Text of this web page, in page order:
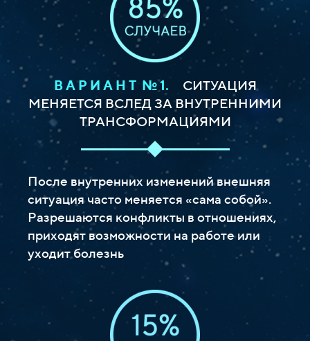
В А Р И А Н Т № 1.
СИТУАЦИЯ
МЕНЯЕТСЯ ВСЛЕД ЗА ВНУТРЕННИМИ
ТРАНСФОРМАЦИЯМИ
После внутренних изменений внешняя
ситуация часто меняется «сама собой».
Разрешаются конфликты в отношениях,
приходят возможности на работе или
уходит болезнь